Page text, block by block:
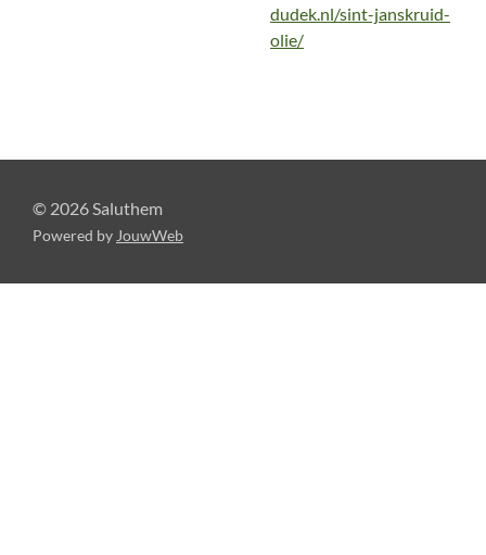
dudek.nl/sint-janskruid-
olie/
© 2026 Saluthem
Powered by JouwWeb